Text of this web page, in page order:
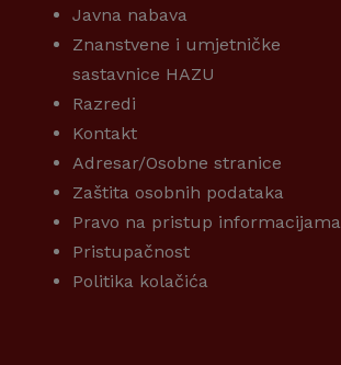
Javna nabava
Znanstvene i umjetničke
sastavnice HAZU
Razredi
Kontakt
Adresar/Osobne stranice
Zaštita osobnih podataka
Pravo na pristup informacijama
Pristupačnost
Politika kolačića